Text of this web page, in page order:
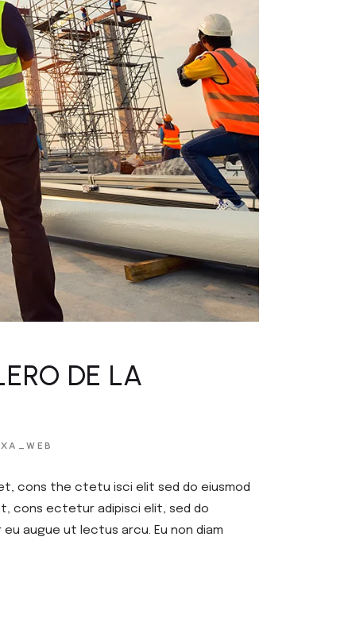
DE LA
cons the ctetu isci elit sed do eiusmod
cons ectetur adipisci elit, sed do
augue ut lectus arcu. Eu non diam